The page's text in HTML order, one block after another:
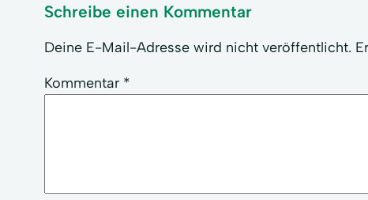
Schreibe einen Kommentar
Deine E-Mail-Adresse wird nicht veröffentlicht.
Kommentar *